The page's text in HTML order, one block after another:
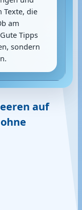
Texte, die
am
Tipps
sondern
auf